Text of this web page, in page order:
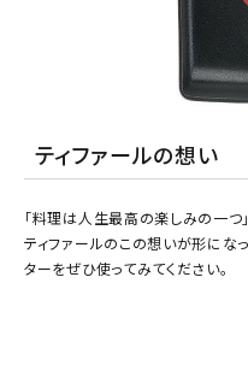
ティファールの想い
「料理は人生最高の楽しみの一つ」
ティファールのこの想いが形にな
ターをぜひ使ってみてください。